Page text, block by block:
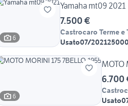
6
Yamaha mt09 2021
7.500 €
Castrocaro Terme e
Usato07/2021
6
MOTO
6.700
Usato